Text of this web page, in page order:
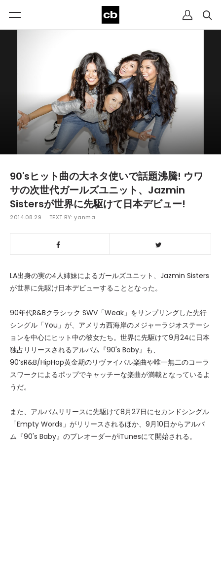
90'sヒット曲の大ネタ使いで話題沸騰! ウワ
サの次世代ガールズユニット、Jazmin
Sistersが世界に先駆けて日本デビュー!
2014.08.29 TEXT BY:yanma
LA出身の実の4人姉妹によるガールズユニット、Jazmin Sisters
が世界に先駆け日本デビューすることとなった。
90年代R&Bクラシック SWV「Weak」をサンプリングした先行
シングル「You」が、アメリカ西海岸のメジャーラジオステーシ
ョンを中心にヒット中の彼女たち。世界に先駆けて9月24に日本
独占リリースされるアルバム『90's Baby』も、
90’sR&B/HipHop黄金期のリヴァイバル楽曲や唯一無二のコーラ
スワークによるポップでキャッチーな楽曲が満載となっているよ
うだ。
また、アルバムリリースに先駆けて8月27日にセカンドシングル
「Empty Words」がリリースされるほか、9月10日からアルバ
ム『90's Baby』のプレオーダーがiTunesにて開始される。